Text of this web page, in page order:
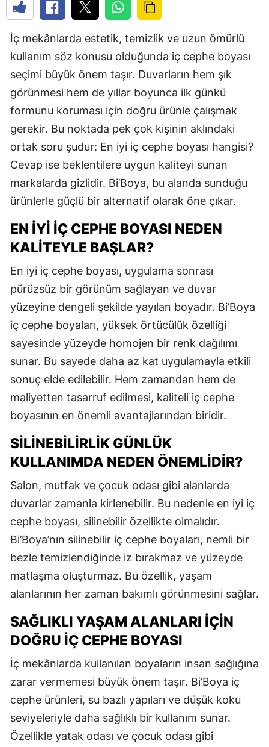
İç mekânlarda estetik, temizlik ve uzun ömürlü
kullanım söz konusu olduğunda iç cephe boyası
seçimi büyük önem taşır. Duvarların hem şık
görünmesi hem de yıllar boyunca ilk günkü
formunu koruması için doğru ürünle çalışmak
gerekir. Bu noktada pek çok kişinin aklındaki
ortak soru şudur: En iyi iç cephe boyası hangisi?
Cevap ise beklentilere uygun kaliteyi sunan
markalarda gizlidir. Bi’Boya, bu alanda sunduğu
ürünlerle güçlü bir alternatif olarak öne çıkar.
EN İYI İÇ CEPHE BOYASI NEDEN
KALITEYLE BAŞLAR?
En iyi iç cephe boyası, uygulama sonrası
pürüzsüz bir görünüm sağlayan ve duvar
yüzeyine dengeli şekilde yayılan boyadır. Bi’Boya
iç cephe boyaları, yüksek örtücülük özelliği
sayesinde yüzeyde homojen bir renk dağılımı
sunar. Bu sayede daha az kat uygulamayla etkili
sonuç elde edilebilir. Hem zamandan hem de
maliyetten tasarruf edilmesi, kaliteli iç cephe
boyasının en önemli avantajlarından biridir.
SILINEBILIRLIK GÜNLÜK
KULLANIMDA NEDEN ÖNEMLIDIR?
Salon, mutfak ve çocuk odası gibi alanlarda
duvarlar zamanla kirlenebilir. Bu nedenle en iyi iç
cephe boyası, silinebilir özellikte olmalıdır.
Bi’Boya’nın silinebilir iç cephe boyaları, nemli bir
bezle temizlendiğinde iz bırakmaz ve yüzeyde
matlaşma oluşturmaz. Bu özellik, yaşam
alanlarının her zaman bakımlı görünmesini sağlar.
SAĞLIKLI YAŞAM ALANLARI İÇIN
DOĞRU İÇ CEPHE BOYASI
İç mekânlarda kullanılan boyaların insan sağlığına
zarar vermemesi büyük önem taşır. Bi’Boya iç
cephe ürünleri, su bazlı yapıları ve düşük koku
seviyeleriyle daha sağlıklı bir kullanım sunar.
Özellikle yatak odası ve çocuk odası gibi